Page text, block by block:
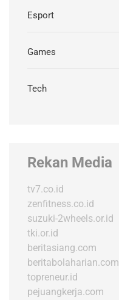
Esport
Games
Tech
Rekan Media
tv7.co.id
zenfitness.co.id
suzuki-2wheels.or.id
tki.or.id
beritasiang.com
beritabolaharian.com
topreneur.id
pejuangkerja.com